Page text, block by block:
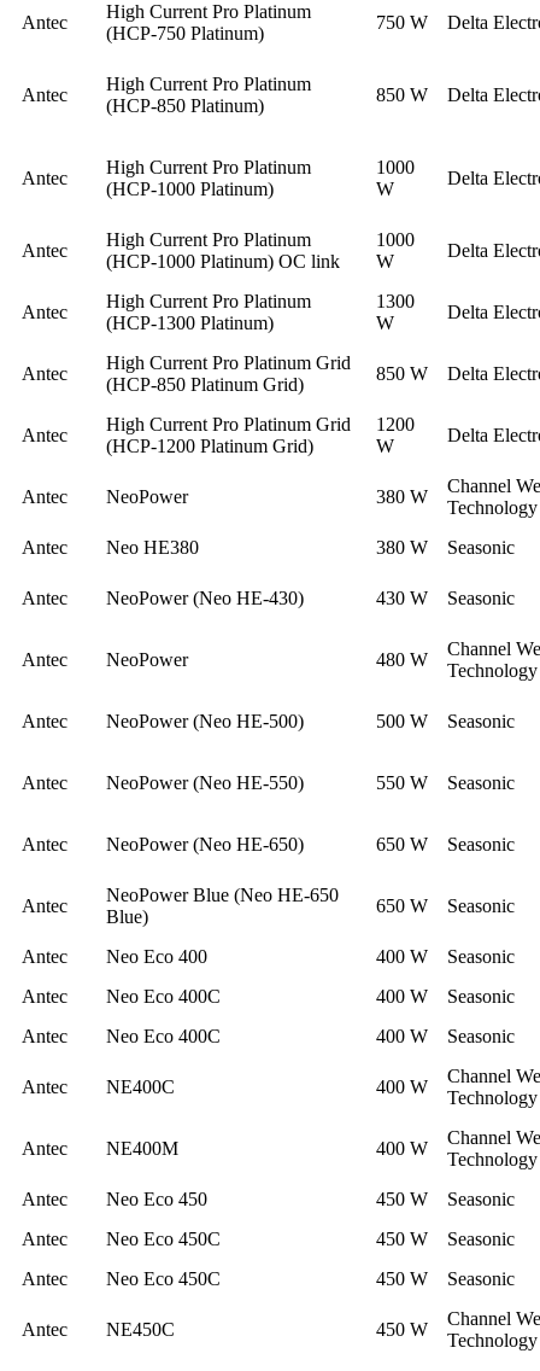
Antec
High Current Pro Platinum
(HCP-750 Platinum)
750 W Delta
Antec
High Current Pro Platinum
(HCP-850 Platinum)
850 W Delta
Antec
High Current Pro Platinum
(HCP-1000 Platinum)
1000
W
Delta
Antec
High Current Pro Platinum
(HCP-1000 Platinum) OC link
1000
W
Delta
Antec
High Current Pro Platinum
(HCP-1300 Platinum)
1300
W
Delta
Antec
High Current Pro Platinum Grid
(HCP-850 Platinum Grid)
850 W Delta
Antec
High Current Pro Platinum Grid
(HCP-1200 Platinum Grid)
1200
W
Delta
Antec NeoPower 380 W
Channel
Technology
Antec
Neo HE380 380 W Seasonic
Antec NeoPower (Neo HE-430) 430 W Seasonic
Antec NeoPower 480 W
Channel
Technology
Antec NeoPower (Neo HE-500) 500 W Seasonic
Antec NeoPower (Neo HE-550) 550 W Seasonic
Antec NeoPower (Neo HE-650) 650 W Seasonic
Antec
NeoPower Blue (Neo HE-650
Blue)
650 W Seasonic
Antec Neo Eco 400 400 W
Seasonic
Antec
Neo Eco 400C 400 W
Seasonic
Antec
Neo Eco 400C 400 W Seasonic
Antec NE400C 400 W
Channel
Technology
Antec NE400M 400 W
Channel
Technology
Antec
Neo Eco 450 450 W
Seasonic
Antec
Neo Eco 450C 450 W
Seasonic
Antec
Neo Eco 450C 450 W Seasonic
Antec NE450C 450 W
Channel
Technology